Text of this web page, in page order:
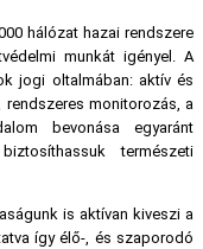
hálózat hazai rendszere
munkát igényel. A
jogi oltalmában: aktív és
monitorozás, a
bevonása egyaránt
természeti
is aktívan kiveszi a
így élő-, és szaporodó